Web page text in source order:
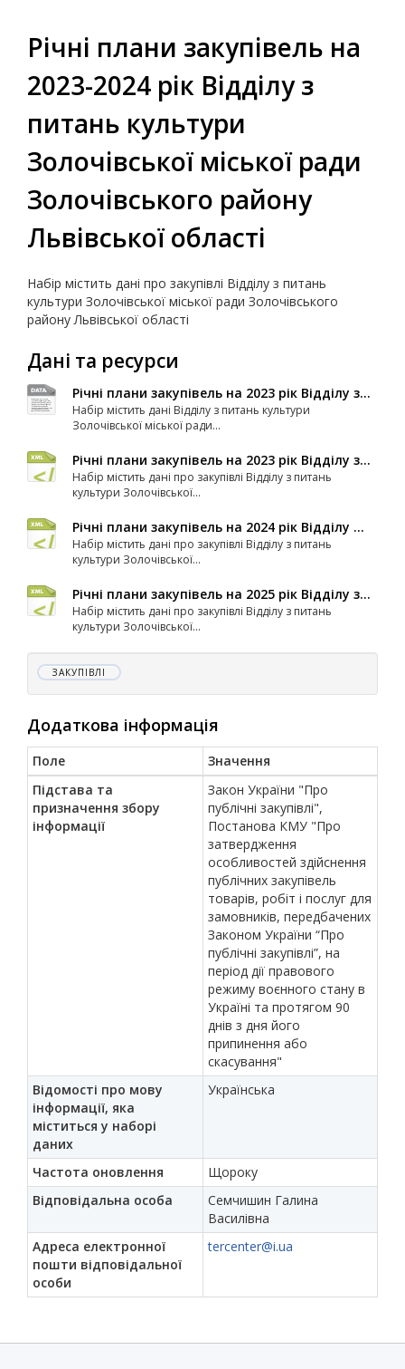
Річні плани закупівель на
2023-2024 рік Відділу з
питань культури
Золочівської міської ради
Золочівського району
Львівської області
Набір містить дані про закупівлі Відділу з питань
культури Золочівської міської ради Золочівського
району Львівської області
Дані та ресурси
Річні плани закупівель на 2023 рік Відділу з...
Набір містить дані Відділу з питань культури
Золочівської міської ради...
Річні плани закупівель на 2023 рік Відділу з...
Набір містить дані про закупівлі Відділу з питань
культури Золочівської...
Річні плани закупівель на 2024 рік Відділу ...
Набір містить дані про закупівлі Відділу з питань
культури Золочівської...
Річні плани закупівель на 2025 рік Відділу з...
Набір містить дані про закупівлі Відділу з питань
культури Золочівської...
ЗАКУПІВЛІ
Додаткова інформація
Поле
Значення
Підстава та
призначення збору
інформації
Закон України "Про
публічні закупівлі",
Постанова КМУ "Про
затвердження
особливостей здійснення
публічних закупівель
товарів, робіт і послуг для
замовників, передбачених
Законом України “Про
публічні закупівлі”, на
період дії правового
режиму воєнного стану в
Україні та протягом 90
днів з дня його
припинення або
скасування"
Відомості про мову
інформації, яка
міститься у наборі
даних
Українська
Частота оновлення
Щороку
Відповідальна особа
Семчишин Галина
Василівна
Адреса електронної
пошти відповідальної
особи
tercenter@i.ua